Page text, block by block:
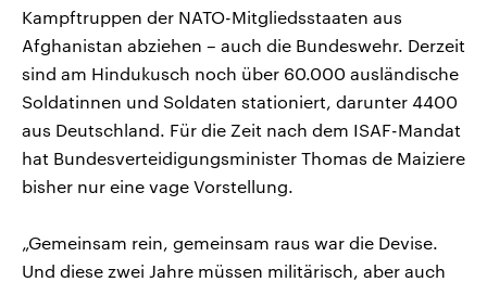
Kampftruppen der NATO-Mitgliedsstaaten aus
Afghanistan abziehen – auch die Bundeswehr. Derzeit
sind am Hindukusch noch über 60.000 ausländische
Soldatinnen und Soldaten stationiert, darunter 4400
aus Deutschland. Für die Zeit nach dem ISAF-Mandat
hat Bundesverteidigungsminister Thomas de Maiziere
bisher nur eine vage Vorstellung.
„Gemeinsam rein, gemeinsam raus war die Devise.
Und diese zwei Jahre müssen militärisch, aber auch